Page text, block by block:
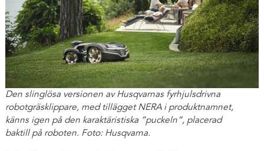
Den slinglösa versionen av Husqvarnas fyrhjulsdrivna
robotgräsklippare, med tillägget NERA i produktnamnet,
känns igen på den karaktäristiska ”puckeln”, placerad
baktill på roboten. Foto: Husqvarna.